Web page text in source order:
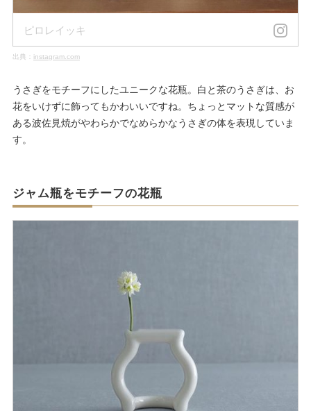
ピロレイッキ
出典： instagram.com
うさぎをモチーフにしたユニークな花瓶。白と茶のうさぎは、お
花をいけずに飾ってもかわいいですね。ちょっとマットな質感が
ある波佐見焼がやわらかでなめらかなうさぎの体を表現していま
す。
ジャム瓶をモチーフの花瓶